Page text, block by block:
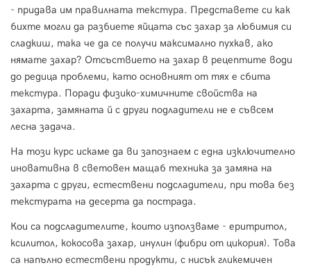
- придава им правилната текстура. Представете си как
бихте могли да разбиете яйцата със захар за любимия си
сладкиш, така че да се получи максимално пухкав, ако
нямате захар? Отсъствието на захар в рецептите води
до редица проблеми, като основният от тях е сбита
текстура. Поради физико-химичните свойства на
захарта, замяната й с други подладители не е съвсем
лесна задача.
На този курс искаме да ви запознаем с една изключително
иновативна в световен мащаб техника за замяна на
захарта с други, естествени подсладители, при това без
текстурата на десерта да пострада.
Кои са подсладителите, които използваме - еритритол,
ксилитол, кокосова захар, инулин (фибри от цикория). Това
са напълно естествени продукти, с нисък гликемичен